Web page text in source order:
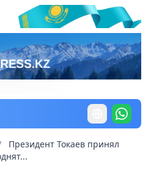
Президент Токаев принял